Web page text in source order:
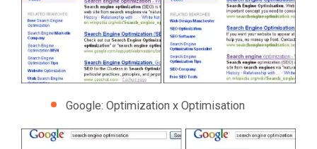
Google: Optimization x Optimisation